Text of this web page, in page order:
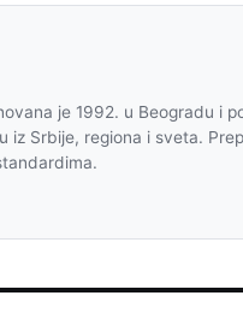
je 1992. u Beogradu i
iz Srbije, regiona i sveta.